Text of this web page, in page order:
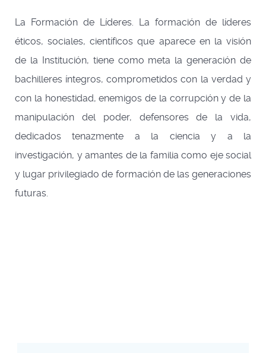
La Formación de Líderes. La formación de líderes
éticos, sociales, científicos que aparece en la visión
de la Institución, tiene como meta la generación de
bachilleres íntegros, comprometidos con la verdad y
con la honestidad, enemigos de la corrupción y de la
manipulación del poder, defensores de la vida,
dedicados tenazmente a la ciencia y a la
investigación, y amantes de la familia como eje social
y lugar privilegiado de formación de las generaciones
futuras.